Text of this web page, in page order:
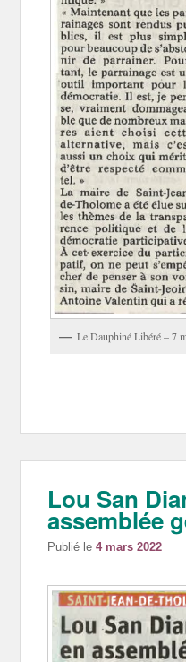
Le Dauphiné Libéré – 7
Lou San
assemblée
Publié le4 mars 2022